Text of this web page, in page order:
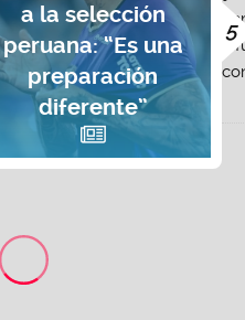
a la selección
peruana: “Es una
preparación
diferente”
5